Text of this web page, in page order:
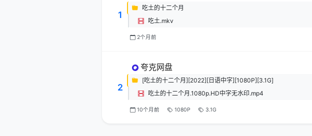
1
吃土的十二个月
吃土.mkv
2个月前
2
夸克网盘
[吃土的十二个月][2022][日语中字][1080P][3.1G]
吃土的十二个月.1080p.HD中字无水印.mp4
10个月前 1080P 3.1G